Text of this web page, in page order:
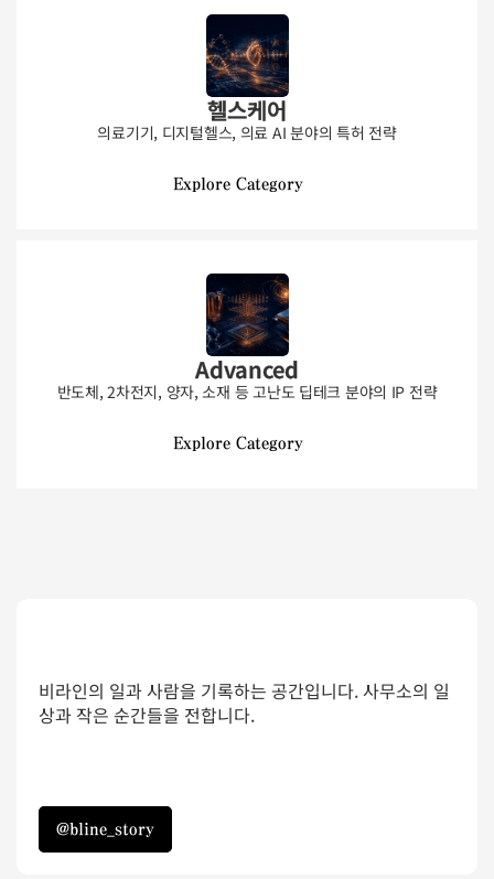
헬스케어
의료기기, 디지털헬스, 의료 AI 분야의 특허 전략
Explore Category
Advanced
반도체, 2차전지, 양자, 소재 등 고난도 딥테크 분야의 IP 전략
Explore Category
비라인의 일과 사람을 기록하는 공간입니다. 사무소의 일
상과 작은 순간들을 전합니다.
@bline_story
@bline_story